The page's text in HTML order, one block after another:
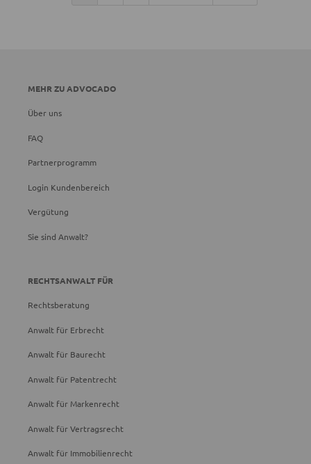
MEHR ZU ADVOCADO
Über uns
FAQ
Partnerprogramm
Login Kundenbereich
Vergütung
Sie sind Anwalt?
RECHTSANWALT FÜR
Rechtsberatung
Anwalt für Erbrecht
Anwalt für Baurecht
Anwalt für Patentrecht
Anwalt für Markenrecht
Anwalt für Vertragsrecht
Anwalt für Immobilienrecht